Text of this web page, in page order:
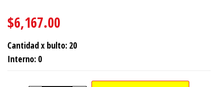
$6,167.00
Cantidad x bulto: 20
Interno: 0